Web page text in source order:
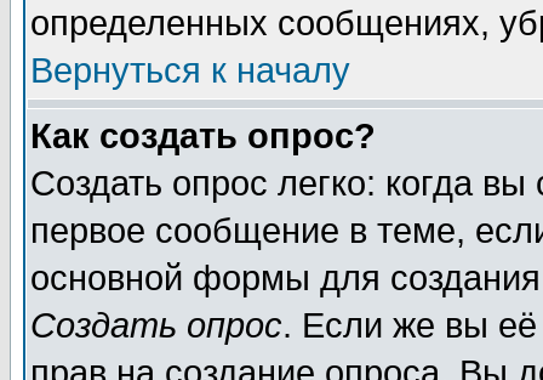
определенных сообщениях,
Вернуться к началу
Как создать опрос?
Создать опрос легко: когда
первое сообщение в теме,
основной формы для
Создать опрос. Если же вы её